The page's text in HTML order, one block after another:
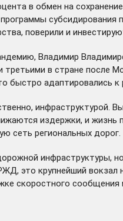
в обмен на
поверили и
Владимир
в стране после
адаптировались
инфраструктурой.
издержки, и
сеть региональных дорог.
инфраструктуры,
это крупнейший
скоростного